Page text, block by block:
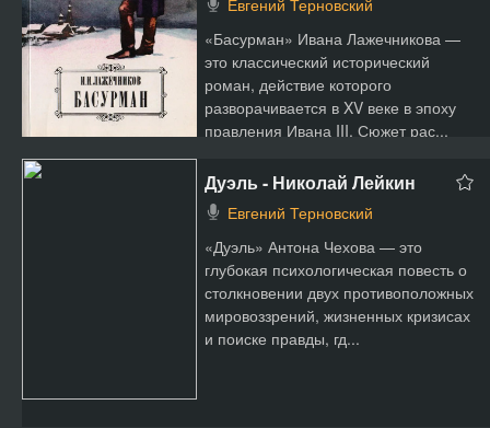
Евгений Терновский
«Басурман» Ивана Лажечникова —
это классический исторический
роман, действие которого
разворачивается в XV веке в эпоху
правления Ивана III. Сюжет рас...
Дуэль - Николай Лейкин
Евгений Терновский
«Дуэль» Антона Чехова — это
глубокая психологическая повесть о
столкновении двух противоположных
мировоззрений, жизненных кризисах
и поиске правды, гд...